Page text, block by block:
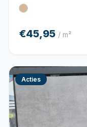
€45,95 / m²
Acties